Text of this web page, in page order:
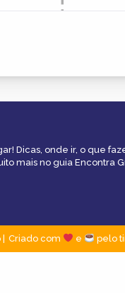
Dicas, onde ir, o que
mais no guia Encontra
Criado com e pelo